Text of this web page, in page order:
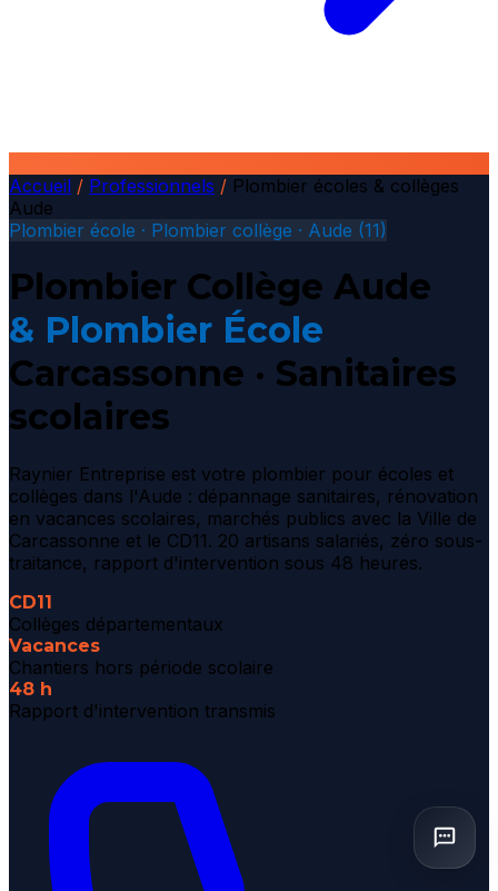
Accueil / Professionnels / Plombier écoles & collèges
Aude
Plombier école · Plombier collège · Aude (11)
Plombier Collège Aude
& Plombier École
Carcassonne · Sanitaires
scolaires
Raynier Entreprise est votre plombier pour écoles et
collèges dans l'Aude : dépannage sanitaires, rénovation
en vacances scolaires, marchés publics avec la Ville de
Carcassonne et le CD11. 20 artisans salariés, zéro sous-
traitance, rapport d'intervention sous 48 heures.
CD11
Collèges départementaux
Vacances
Chantiers hors période scolaire
48 h
Rapport d'intervention transmis